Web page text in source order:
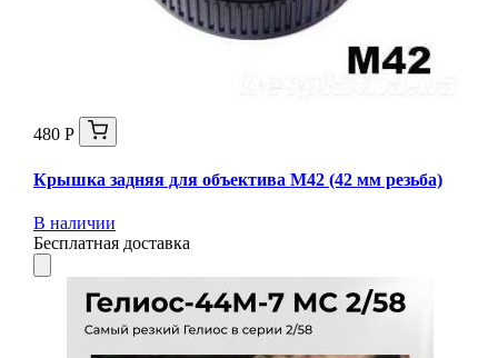
480 Р
Крышка задняя для объектива М42 (42 мм резьба)
В наличии
Бесплатная доставка